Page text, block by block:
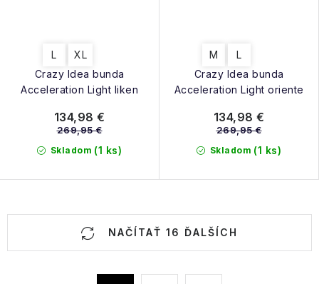
Crazy Idea bunda
Acceleration Light liken
L XL
Skladom (1 ks)
134,98 €
269,95 €
Crazy Idea bunda
Acceleration Light oriente
M L
Skladom (1 ks)
134,98 €
269,95 €
NAČÍTAŤ 16 ĎALŠÍCH